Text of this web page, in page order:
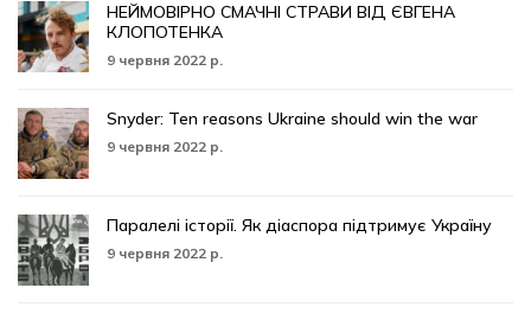
НЕЙМОВІРНО СМАЧНІ СТРАВИ ВІД ЄВГЕНА
КЛОПОТЕНКА
9 червня 2022 р.
Snyder: Ten reasons Ukraine should win the war
9 червня 2022 р.
Паралелі історії. Як діаспора підтримує Україну
9 червня 2022 р.